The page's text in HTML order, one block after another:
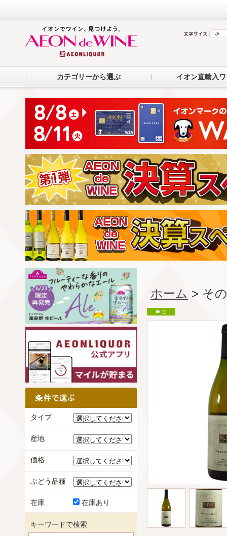
カテゴリーから選ぶ イオン直輸入
ホーム > そ
タイプ
産地
価格
ぶどう品種
在庫 在庫あり
キーワードで検索